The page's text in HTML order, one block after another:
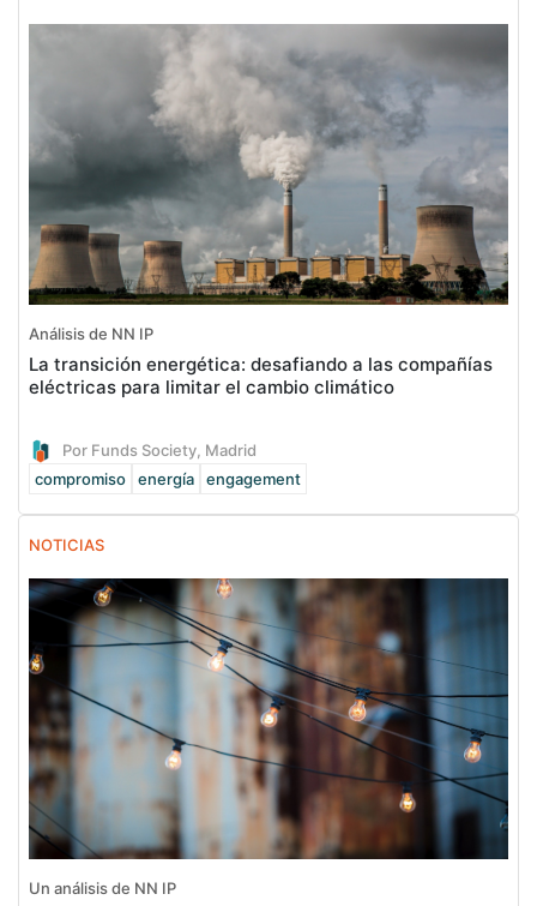
Análisis de NN IP
La transición energética: desafiando a las compañías
eléctricas para limitar el cambio climático
Por Funds Society, Madrid
compromiso
energía engagement
NOTICIAS
Un análisis de NN IP